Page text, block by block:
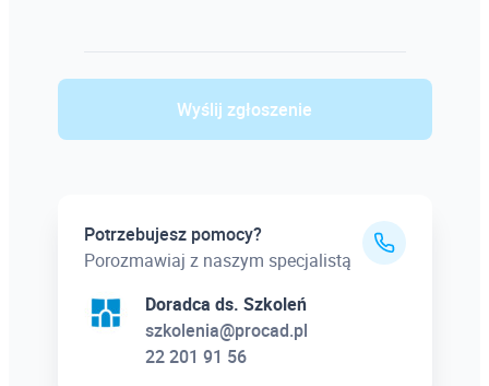
Wyślij zgłoszenie
Potrzebujesz pomocy?
Porozmawiaj z naszym specjalistą
Doradca ds. Szkoleń
szkolenia@procad.pl
22 201 91 56